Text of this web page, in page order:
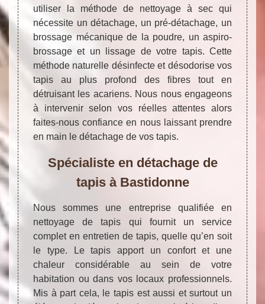
utiliser la méthode de nettoyage à sec qui
nécessite un détachage, un pré-détachage, un
brossage mécanique de la poudre, un aspiro-
brossage et un lissage de votre tapis. Cette
méthode naturelle désinfecte et désodorise vos
tapis au plus profond des fibres tout en
détruisant les acariens. Nous nous engageons
à intervenir selon vos réelles attentes alors
faites-nous confiance en nous laissant prendre
en main le détachage de vos tapis.
Spécialiste en détachage de
tapis à Bastidonne
Nous sommes une entreprise qualifiée en
nettoyage de tapis qui fournit un service
complet en entretien de tapis, quelle qu’en soit
le type. Le tapis apport un confort et une
chaleur considérable au sein de votre
habitation ou dans vos locaux professionnels.
Mis à part cela, le tapis est aussi et surtout un